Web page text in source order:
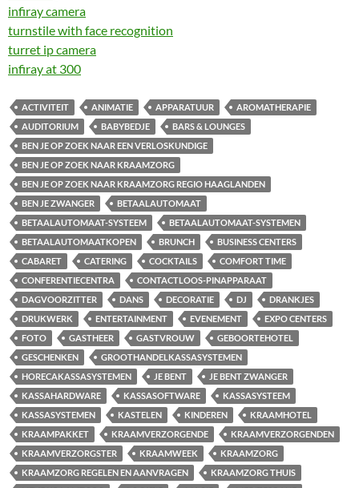
infiray camera
turnstile with face recognition
turret ip camera
infiray at 300
ACTIVITEIT ANIMATIE APPARATUUR
AROMATHERAPIE
AUDITORIUM
BABYBEDJE
BARS & LOUNGES
BEN JE OP ZOEK NAAR EEN VERLOSKUNDIGE
BEN JE OP ZOEK NAAR KRAAMZORG
BEN JE OP ZOEK NAAR KRAAMZORG REGIO HAAGLANDEN
BEN JE ZWANGER
BETAALAUTOMAAT
BETAALAUTOMAAT-SYSTEEM
BETAALAUTOMAAT-SYSTEMEN
BETAALAUTOMAATKOPEN
BRUNCH
BUSINESS CENTERS
CABARET
CATERING COCKTAILS
COMFORT TIME
CONFERENTIECENTRA
CONTACTLOOS-PINAPPARAAT
DAGVOORZITTER
DANS DECORATIE DJ
DRANKJES
DRUKWERK
ENTERTAINMENT EVENEMENT
EXPO CENTERS
FOTO
GASTHEER GASTVROUW
GEBOORTEHOTEL
GESCHENKEN
GROOTHANDELKASSASYSTEMEN
HORECAKASSASYSTEMEN
JE BENT
JE BENT ZWANGER
KASSAHARDWARE
KASSASOFTWARE
KASSASYSTEEM
KASSASYSTEMEN
KASTELEN KINDEREN
KRAAMHOTEL
KRAAMPAKKET
KRAAMVERZORGENDE
KRAAMVERZORGENDEN
KRAAMVERZORGSTER
KRAAMWEEK
KRAAMZORG
KRAAMZORG REGELEN EN AANVRAGEN
KRAAMZORG THUIS